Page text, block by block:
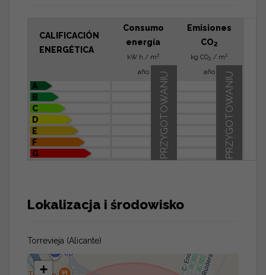
CALIFICACIÓN
ENERGÉTICA
Consumo
energía
kW h / m2
año
Emisiones
CO2
kg CO2 / m2
año
A
B
C
D
E
F
G
W PRZYGOTOWANIU
W PRZYGOTOWANIU
Lokalizacja i środowisko
Torrevieja (Alicante)
+